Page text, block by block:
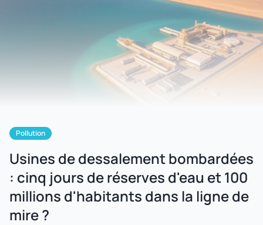
Pollution
Usines de dessalement bombardées
: cinq jours de réserves d'eau et 100
millions d'habitants dans la ligne de
mire ?